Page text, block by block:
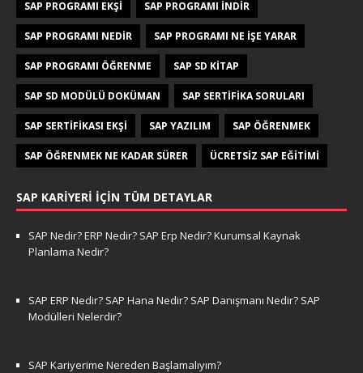
SAP PROGRAMI EKŞI SAP PROGRAMI INDIR
SAP PROGRAMI NEDIR SAP PROGRAMI NE IŞE YARAR
SAP PROGRAMI ÖĞRENME SAP SD KITAP
SAP SD MODÜLÜ DOKÜMAN SAP SERTIFIKA SORULARI
SAP SERTIFIKASI EKŞI SAP YAZILIM SAP ÖĞRENMEK
SAP ÖĞRENMEK NE KADAR SÜRER ÜCRETSIZ SAP EĞITIMI
SAP KARIYERI İÇIN TÜM DETAYLAR
SAP Nedir? ERP Nedir? SAP Erp Nedir? Kurumsal Kaynak
Planlama Nedir?
SAP ERP Nedir? SAP Hana Nedir? SAP Danışmanı Nedir? SAP
Modülleri Nelerdir?
SAP Kariyerime Nereden Başlamalıyım?